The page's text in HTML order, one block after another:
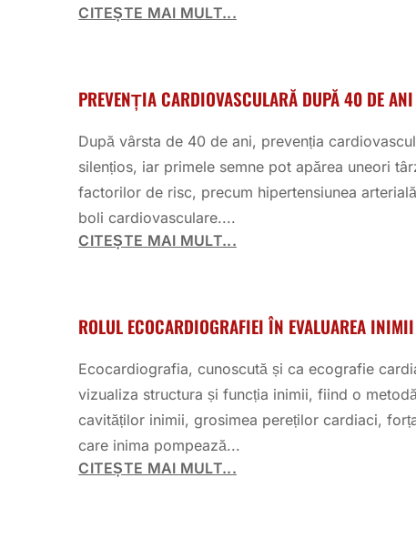
CITEȘTE MAI MULT...
PREVENȚIA CARDIOVASCULARĂ DUPĂ 40 DE ANI
După vârsta de 40 de ani, prevenția
silențios, iar primele semne pot apărea uneori
factorilor de risc, precum hipertensiunea
boli cardiovasculare....
CITEȘTE MAI MULT...
ROLUL ECOCARDIOGRAFIEI ÎN EVALUAREA INIMII
Ecocardiografia, cunoscută și ca ecografie
vizualiza structura și funcția inimii, fiind o
cavităților inimii, grosimea pereților cardiaci,
care inima pompează...
CITEȘTE MAI MULT...